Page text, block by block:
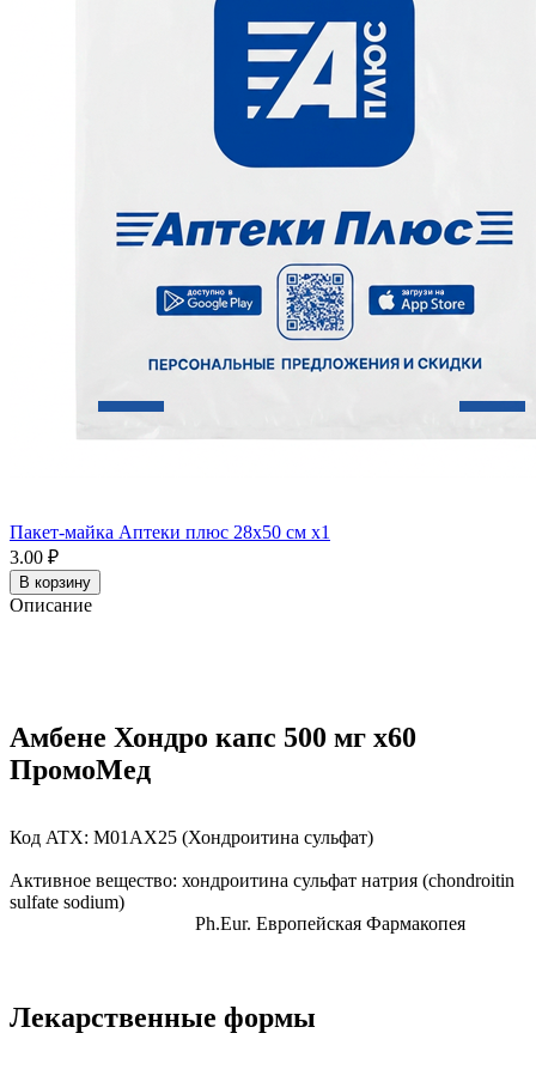
Пакет-майка Аптеки плюс 28х50 см x1
3.00 ₽
В корзину
Описание
Амбене Хондро капс 500 мг x60
ПромоМед
Код ATX: M01AX25 (Хондроитина сульфат)
Активное вещество: хондроитина сульфат натрия (chondroitin
sulfate sodium)
Ph.Eur. Европейская Фармакопея
Лекарственные формы